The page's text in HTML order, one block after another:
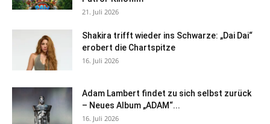
21. Juli 2026
Shakira trifft wieder ins Schwarze: „Dai Dai“
erobert die Chartspitze
16. Juli 2026
Adam Lambert findet zu sich selbst zurück
– Neues Album „ADAM“...
16. Juli 2026